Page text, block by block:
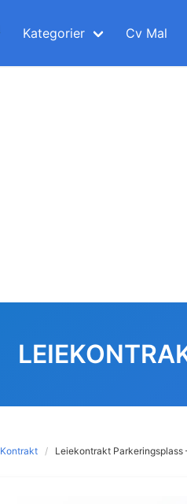
Kategorier Cv Mal
Kontrakt Leiekontrakt Parkeringsplass